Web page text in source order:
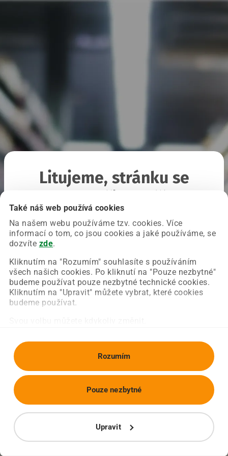
Také náš web používá cookies
Na našem webu používáme tzv. cookies. Více
informací o tom, co jsou cookies a jaké používáme, se
dozvíte zde.
Kliknutím na "Rozumím" souhlasíte s používáním
všech našich cookies. Po kliknutí na "Pouze nezbytné"
budeme používat pouze nezbytné technické cookies.
Kliknutím na "Upravit" můžete vybrat, které cookies
budeme používat.
Rozumím
Upravit
Pouze nezbytné
Litujeme, stránku se
Chyba nastala na naší straně a už ji opravujeme.
Zkuste prosím znovu načíst požadovanou stránku.
Obnovit stránku Úvodní strana